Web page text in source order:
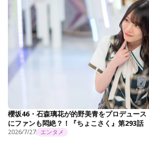
櫻坂46・石森璃花が的野美青をプロデュー
にファンも悶絶？！『ちょこさく』第293話
2026/7/27 エンタメ